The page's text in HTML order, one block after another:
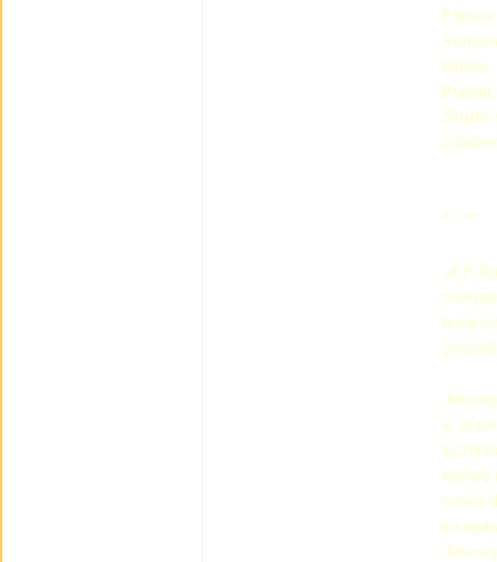
Istrate,
Studii
* * *
„
buna
e,
literare
critică